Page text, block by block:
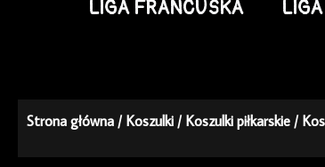
LIGA FRANCUSKA
Strona główna /Koszulki /Koszulki piłkarskie /